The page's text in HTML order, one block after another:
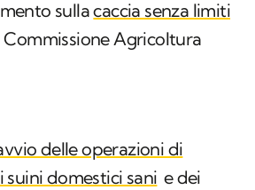
sullacaccia senza limiti
Agricoltura
delle operazioni di
domestici sani e dei